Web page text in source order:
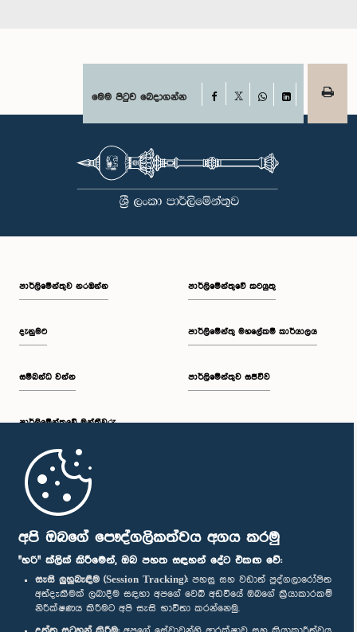
අපි ඔබගේ පෞද්ගලිකත්වය අගය කරමු
"හරි" ක්ලික් කිරීමෙන්, ඔබ පහත සඳහන් දේට එකඟ වේ:
සැසි ලුහුබැඳීම (Session Tracking): පහසු සහ වඩාත් පුද්ගලාරෝපිත
අත්දැකීමක් ලබාදීම සඳහා අපගේ වෙබ් අඩවියේ ඔබගේ ක්‍රියාකාරකම්
නිරීක්ෂණය කිරීමට අපි සැසි භාවිතා කරන්නෙමු.
මෙම පිටුව බෙදාගන්න Facebook
WhatsAppLinkedIn
පාර්ලි‌මේන්තුව නරඹන්න
දැනුමට
සම්බන්ධ වන්න
පාර්ලි‌මේන්තුවේ මන්ත්‍රීවරු
මුල් පිටුව
පාර්ලිමේන්තුවේ කටයුතු
පාර්ලිමේන්තු මහලේකම් කාර්යාලය
පාර්ලිමේන්තුව සජීවීව
පාර්ලිමේන්තු ජංගම යෙදුම
අප හා සම්බන්ධ වී සිටින්න :